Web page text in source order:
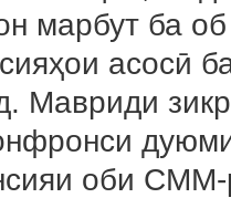
марбут ба
асосӣ
Мавриди
оби